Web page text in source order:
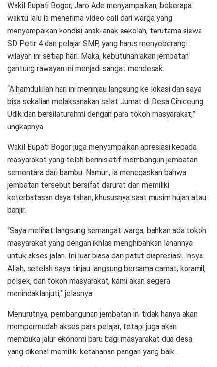
Wakil Bupati Bogor, Jaro Ade menyampaikan, beberapa
waktu lalu ia menerima video call dari warga yang
menyampaikan kondisi anak-anak sekolah, terutama siswa
SD Petir 4 dan pelajar SMP, yang harus menyeberangi
wilayah ini setiap hari. Maka, kebutuhan akan jembatan
gantung rawayan ini menjadi sangat mendesak.
“Alhamdulillah hari ini meninjau langsung ke lokasi dan saya
bisa sekalian melaksanakan salat Jumat di Desa Cihideung
Udik dan bersilaturahmi dengan para tokoh masyarakat,”
ungkapnya.
Wakil Bupati Bogor juga menyampaikan apresiasi kepada
masyarakat yang telah berinisiatif membangun jembatan
sementara dari bambu. Namun, ia menegaskan bahwa
jembatan tersebut bersifat darurat dan memiliki
keterbatasan daya tahan, khususnya saat musim hujan atau
banjir.
“Saya melihat langsung semangat warga, bahkan ada tokoh
masyarakat yang dengan ikhlas menghibahkan lahannya
untuk akses jalan. Ini luar biasa dan patut diapresiasi. Insya
Allah, setelah saya tinjau langsung bersama camat, koramil,
polsek, dan tokoh masyarakat, kami akan segera
menindaklanjuti,” jelasnya.
Menurutnya, pembangunan jembatan ini tidak hanya akan
mempermudah akses para pelajar, tetapi juga akan
membuka jalur ekonomi baru bagi masyarakat dua desa
yang dikenal memiliki ketahanan pangan yang baik.